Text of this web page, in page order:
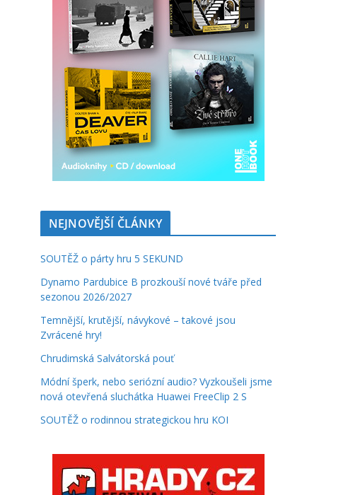
NEJNOVĚJŠÍ ČLÁNKY
SOUTĚŽ o párty hru 5 SEKUND
Dynamo Pardubice B prozkouší nové tváře před
sezonou 2026/2027
Temnější, krutější, návykové – takové jsou
Zvrácené hry!
Chrudimská Salvátorská pouť
Módní šperk, nebo seriózní audio? Vyzkoušeli jsme
nová otevřená sluchátka Huawei FreeClip 2 S
SOUTĚŽ o rodinnou strategickou hru KOI